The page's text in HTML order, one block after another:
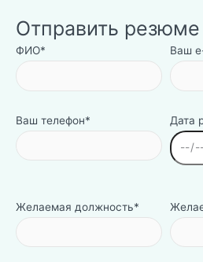
Отправить резюме
ФИО*
Ваш телефон*
Ваш
Дата
Желаемая должность*